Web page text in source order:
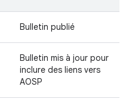
Bulletin publié
Bulletin mis à jour pour
inclure des liens vers
AOSP